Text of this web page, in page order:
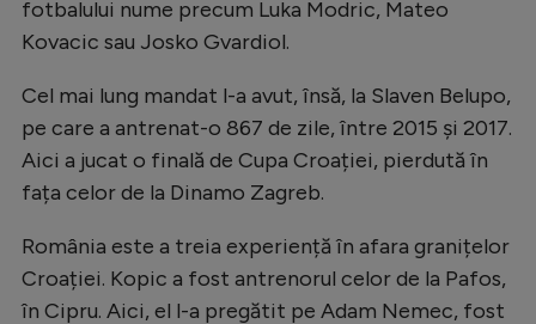
fotbalului nume precum Luka Modric, Mateo
Kovacic sau Josko Gvardiol.
Cel mai lung mandat l-a avut, însă, la Slaven Belupo,
pe care a antrenat-o 867 de zile, între 2015 și 2017.
Aici a jucat o finală de Cupa Croației, pierdută în
fața celor de la Dinamo Zagreb.
România este a treia experiență în afara granițelor
Croației. Kopic a fost antrenorul celor de la Pafos,
în Cipru. Aici, el l-a pregătit pe Adam Nemec, fost